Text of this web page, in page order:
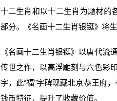
十二生肖和以十二生肖为题材的
部分。《名画十二生肖银铤》将
《名画十二生肖银铤》以唐代流
传世之作，以高浮雕刻与六色彩
字，此“福”字碑现藏北京恭王府
钱币特征，提升了收藏价值。